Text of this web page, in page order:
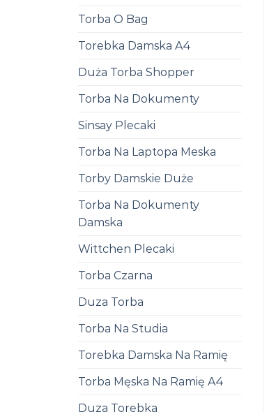
Torba O Bag
Torebka Damska A4
Duża Torba Shopper
Torba Na Dokumenty
Sinsay Plecaki
Torba Na Laptopa Meska
Torby Damskie Duże
Torba Na Dokumenty
Damska
Wittchen Plecaki
Torba Czarna
Duza Torba
Torba Na Studia
Torebka Damska Na Ramię
Torba Męska Na Ramię A4
Duza Torebka